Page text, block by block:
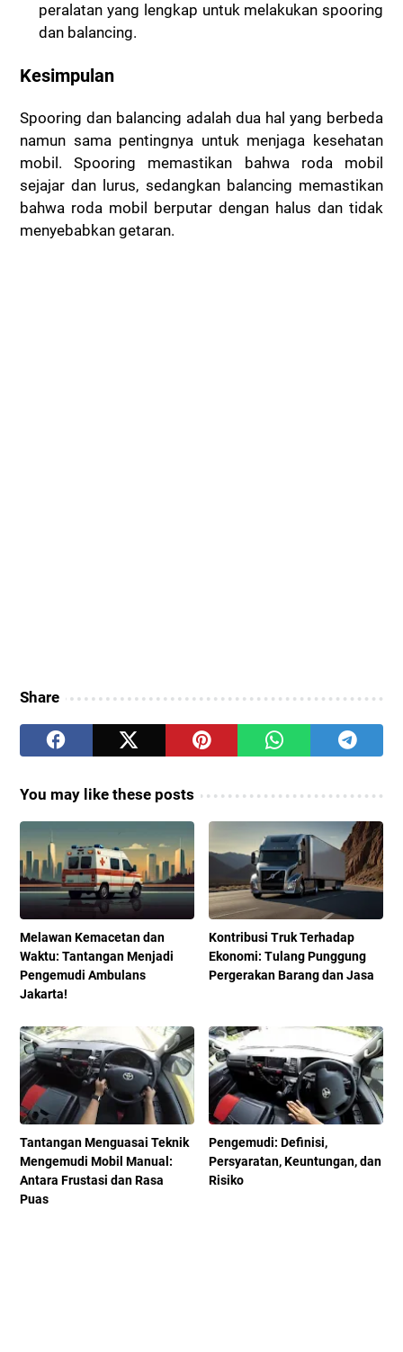
peralatan yang lengkap untuk melakukan spooring
dan balancing.
Kesimpulan
Spooring dan balancing adalah dua hal yang berbeda
namun sama pentingnya untuk menjaga kesehatan
mobil. Spooring memastikan bahwa roda mobil
sejajar dan lurus, sedangkan balancing memastikan
bahwa roda mobil berputar dengan halus dan tidak
menyebabkan getaran.
Share
You may like these posts
Melawan Kemacetan dan
Waktu: Tantangan Menjadi
Pengemudi Ambulans
Jakarta!
Kontribusi Truk Terhadap
Ekonomi: Tulang Punggung
Pergerakan Barang dan Jasa
Tantangan Menguasai Teknik
Mengemudi Mobil Manual:
Antara Frustasi dan Rasa
Puas
Pengemudi: Definisi,
Persyaratan, Keuntungan, dan
Risiko